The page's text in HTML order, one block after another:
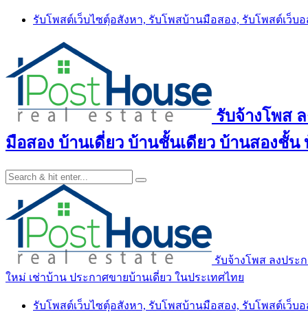
Skip
รับโพสต์เว็บไซตฺ์อสังหา, รับโพสบ้านมือสอง, รับโพสต์เว็บ
รับจ้างโพส
มือสอง บ้านเดี่ยว บ้านชั้นเดียว บ้านสองชั้น
รับจ้างโพส ลงปร
ใหม่ เช่าบ้าน ประกาศขายบ้านเดี่ยว ในประเทศไทย
รับโพสต์เว็บไซตฺ์อสังหา, รับโพสบ้านมือสอง, รับโพสต์เว็บ